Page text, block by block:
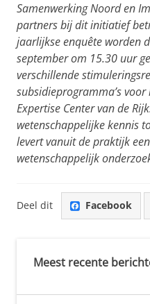
Samenwerking Noord en
partners bij dit initiatief
jaarlijkse enquête worden
september om 15.30 uur
verschillende
subsidieprogramma’s
Expertise Center van de
wetenschappelijke kennis
levert vanuit de praktijk
wetenschappelijk
Deel dit Facebook
Meest recente